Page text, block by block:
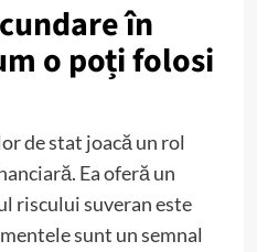
în
o poți folosi
de stat joacă un rol
Ea oferă un
riscului suveran este
sunt un semnal